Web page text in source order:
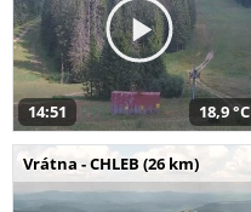
14:51 18,9 °C
Vrátna - CHLEB (26 km)